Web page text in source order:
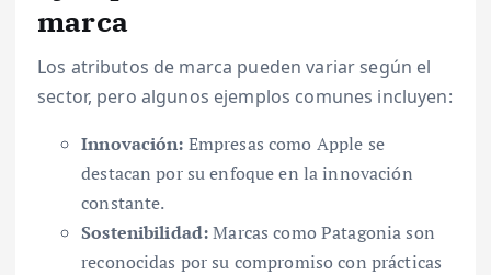
marca
Los atributos de marca pueden variar según el
sector, pero algunos ejemplos comunes incluyen:
Innovación: Empresas como Apple se
destacan por su enfoque en la innovación
constante.
Sostenibilidad:Marcas como Patagonia son
reconocidas por su compromiso con prácticas